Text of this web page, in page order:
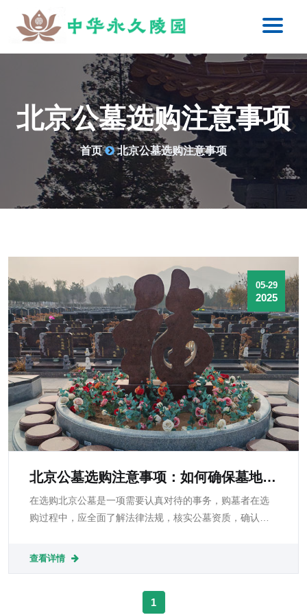
北京公墓选购注意事项
首页 北京公墓选购注意事项
05-29
2025
北京公墓选购注意事项：如何确保墓地合
法且面积合规？
在选购北京公墓是一项需要认真对待的事务，购墓者在选
购过程中，应全面了解法律法规，核实公墓资质，确认墓
查看详情
1